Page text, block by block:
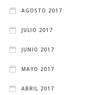
AGOSTO 2017
JULIO 2017
JUNIO 2017
MAYO 2017
ABRIL 2017